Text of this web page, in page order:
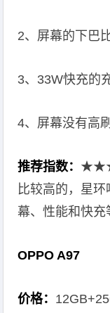
2、屏幕的下巴
3、33W快充的
4、屏幕没有高刷
推荐指数： ★★★
比较高的，星
幕、性能和快充
OPPO A97
价格：